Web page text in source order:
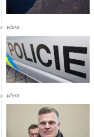
včera
včera